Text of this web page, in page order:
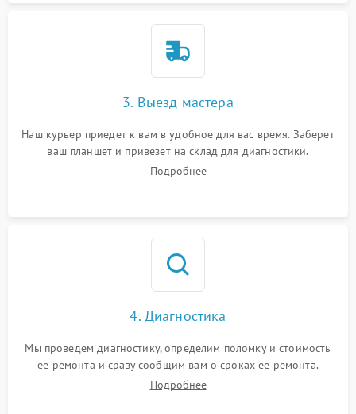
3. Выезд мастера
Наш курьер приедет к вам в удобное для вас время. Заберет
ваш планшет и привезет на склад для диагностики.
Подробнее
4. Диагностика
Мы проведем диагностику, определим поломку и стоимость
ее ремонта и сразу сообщим вам о сроках ее ремонта.
Подробнее